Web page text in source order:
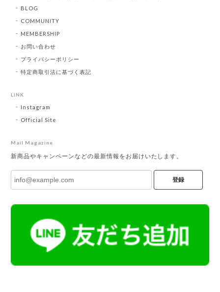
BLOG
COMMUNITY
MEMBERSHIP
お問い合わせ
プライバシーポリシー
特定商取引法に基づく表記
LINK
Instagram
Official Site
Mail Magazine
新商品やキャンペーンなどの最新情報をお届けいたします。
登録